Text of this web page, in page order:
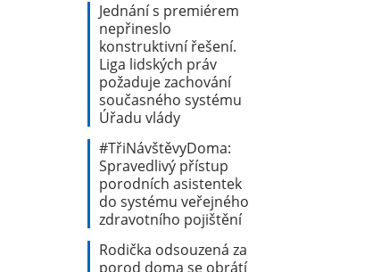
Jednání s premiérem
nepřineslo
konstruktivní řešení.
Liga lidských práv
požaduje zachování
současného systému
Úřadu vlády
#TřiNávštěvyDoma:
Spravedlivý přístup
porodních asistentek
do systému veřejného
zdravotního pojištění
Rodička odsouzená za
porod doma se obrátí